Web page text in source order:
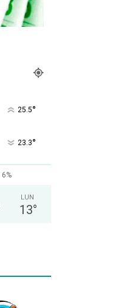
25.5°
23.3°
6%
LUN
13°